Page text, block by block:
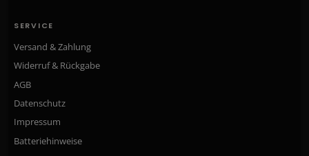
SERVICE
Versand & Zahlung
Widerruf & Rückgabe
AGB
Datenschutz
Impressum
Batteriehinweise